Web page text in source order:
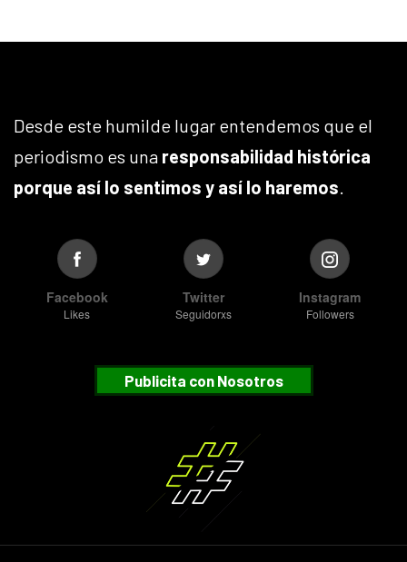
Desde este humilde lugar entendemos que el
periodismo es una responsabilidad histórica
porque así lo sentimos y así lo haremos.
Facebook
Likes
Twitter
Seguidorxs
Instagram
Followers
Publicita con Nosotros